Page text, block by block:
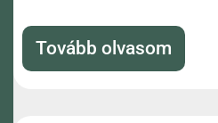
Tovább olvasom